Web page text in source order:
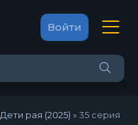
Войти
Дети рая (2025) »35 серия